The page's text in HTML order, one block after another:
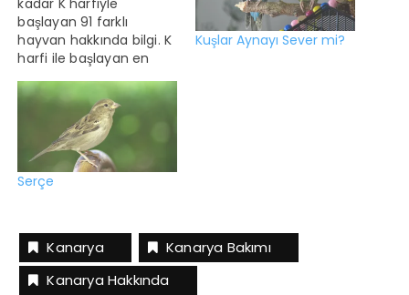
kadar K harfiyle
başlayan 91 farklı
hayvan hakkında bilgi. K
harfi ile başlayan en
popüler hayvan
kaplandır. En az popüler
olan ise kapibaradır K
harfi ile başlayan
hayvanlarla ilgili ilginç
bilgiler Kapibara,
kemirgen hayvanların
erkeklerden daha iridir
ve bu özelliğe sahip az…
Kuşlar Aynayı Sever mi?
Serçe
Kanarya
Kanarya Bakımı
Kanarya Hakkında